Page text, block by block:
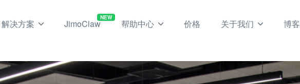
解决方案 JimoClaw
NEW
帮助中心 价格 关于我们 博客